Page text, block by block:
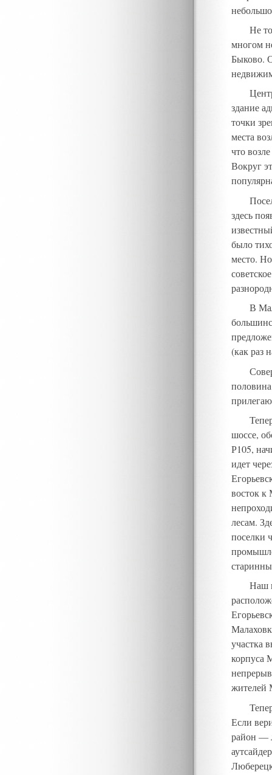
Не
многом
Быково.
здание
точки
места
что
Вокруг
здесь
было
место.
В
(как раз
шоссе,
Р105,
идет
восток к
лесам.
поселки
Наш
участка
корпуса
жителей
Если
район —